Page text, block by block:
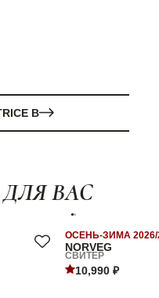
B
ВАС
NORVEG
ОСЕНЬ-ЗИМА 2026/
СВИТЕР
10,990 ₽